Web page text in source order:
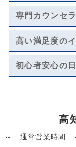
・別途、入学金33,000円
・受講回数が同じでも、
※複数パックの割引が適
ショートコー
日常英会話／
専門カウンセ
高い満足度の
初心者安心の
高
～ 通常営業時間